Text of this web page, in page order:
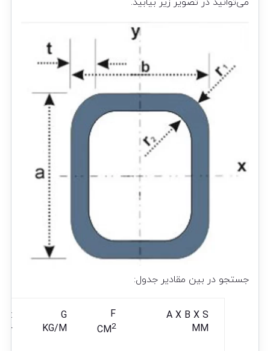
می‌توانید در تصویر زیر بیابید.
جستجو در بین مقادیر جدول:
A X B X S
MM
F
CM2
G
KG/M
X
4